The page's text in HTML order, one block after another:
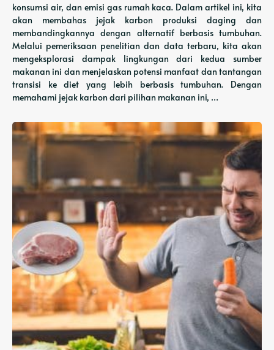
konsumsi air, dan emisi gas rumah kaca. Dalam artikel ini, kita
akan membahas jejak karbon produksi daging dan
membandingkannya dengan alternatif berbasis tumbuhan.
Melalui pemeriksaan penelitian dan data terbaru, kita akan
mengeksplorasi dampak lingkungan dari kedua sumber
makanan ini dan menjelaskan potensi manfaat dan tantangan
transisi ke diet yang lebih berbasis tumbuhan. Dengan
memahami jejak karbon dari pilihan makanan ini, …